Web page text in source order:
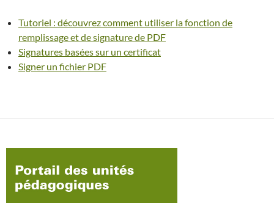
Tutoriel : découvrez comment utiliser la fonction de
remplissage et de signature de PDF
Signatures basées sur un certificat
Signer un fichier PDF